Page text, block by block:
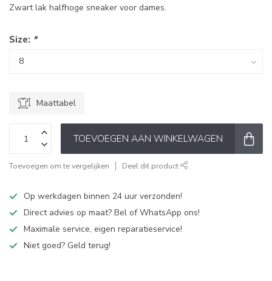
Zwart lak halfhoge sneaker voor dames.
Size: *
Maattabel
TOEVOEGEN AAN WINKELWAGEN
Toevoegen om te vergelijken Deel dit product
Op werkdagen binnen 24 uur verzonden!
Direct advies op maat? Bel of WhatsApp ons!
Maximale service, eigen reparatieservice!
Niet goed? Geld terug!